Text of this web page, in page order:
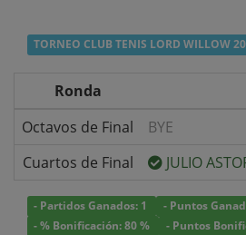
TORNEO CLUB TENIS LORD WILLOW
Ronda
Octavos de Final
BYE
Cuartos de Final
JULIO
- Partidos Ganados: 1
- Puntos
- % Bonificación: 80 %
- Puntos